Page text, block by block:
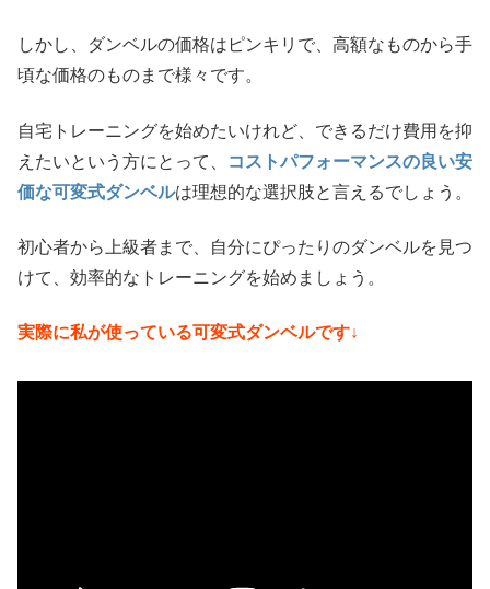
しかし、ダンベルの価格はピンキリで、高額なものから手
頃な価格のものまで様々です。
自宅トレーニングを始めたいけれど、できるだけ費用を抑
えたいという方にとって、
コストパフォーマンスの良い安
価な可変式ダンベルは理想的な選択肢と言えるでしょう。
初心者から上級者まで、自分にぴったりのダンベルを見つ
けて、効率的なトレーニングを始めましょう。
実際に私が使っている可変式ダンベルです↓